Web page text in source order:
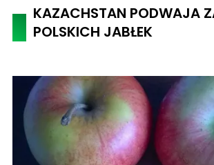
KAZACHSTAN PODWAJA
POLSKICH JABŁEK